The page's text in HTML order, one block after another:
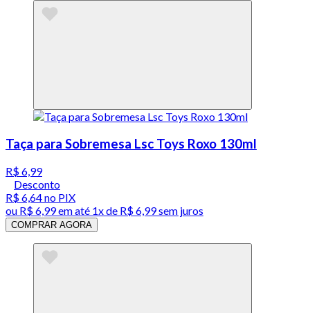
Taça para Sobremesa Lsc Toys Roxo 130ml
R$ 6,99
Desconto
R$ 6,64no PIX
ou R$ 6,99em até 1x de R$ 6,99sem juros
COMPRAR AGORA